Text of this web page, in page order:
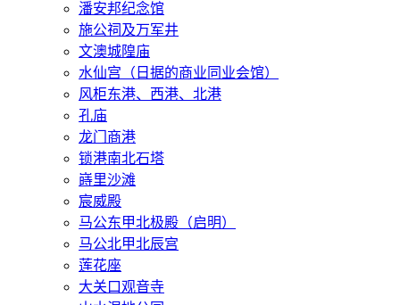
潘安邦纪念馆
施公祠及万军井
文澳城隍庙
水仙宫（日据的商业同业会馆）
风柜东港、西港、北港
孔庙
龙门商港
锁港南北石塔
嵵里沙滩
宸威殿
马公东甲北极殿（启明）
马公北甲北辰宫
莲花座
大关口观音寺